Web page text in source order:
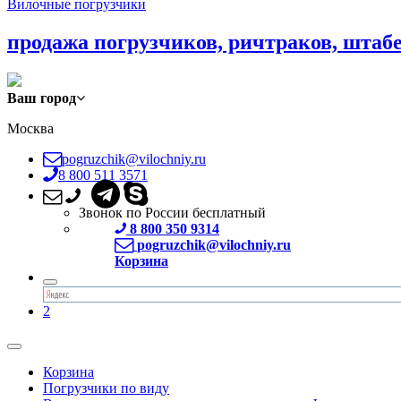
Вилочные погрузчики
продажа погрузчиков, ричтраков,
Ваш город
Москва
pogruzchik@vilochniy.ru
8 800 511 3571
Звонок по России бесплатный
8 800 350 9314
pogruzchik@vilochniy.ru
Корзина
2
Корзина
Погрузчики по виду